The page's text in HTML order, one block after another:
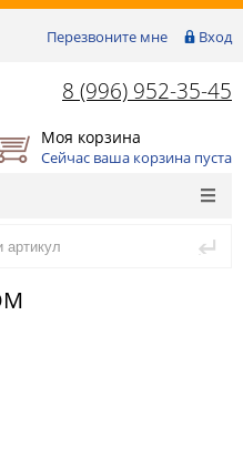
Перезвоните мне Вход
8 (996) 952-35-45
Моя корзина
Сейчас ваша корзина пуста